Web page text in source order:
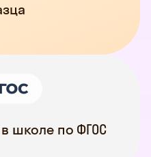
школе по ФГОС